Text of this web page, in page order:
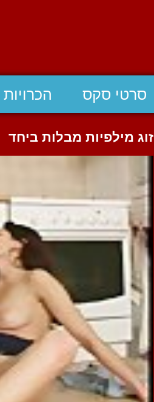
סרטי סקס
זוג מילפיות מבלות ביחד